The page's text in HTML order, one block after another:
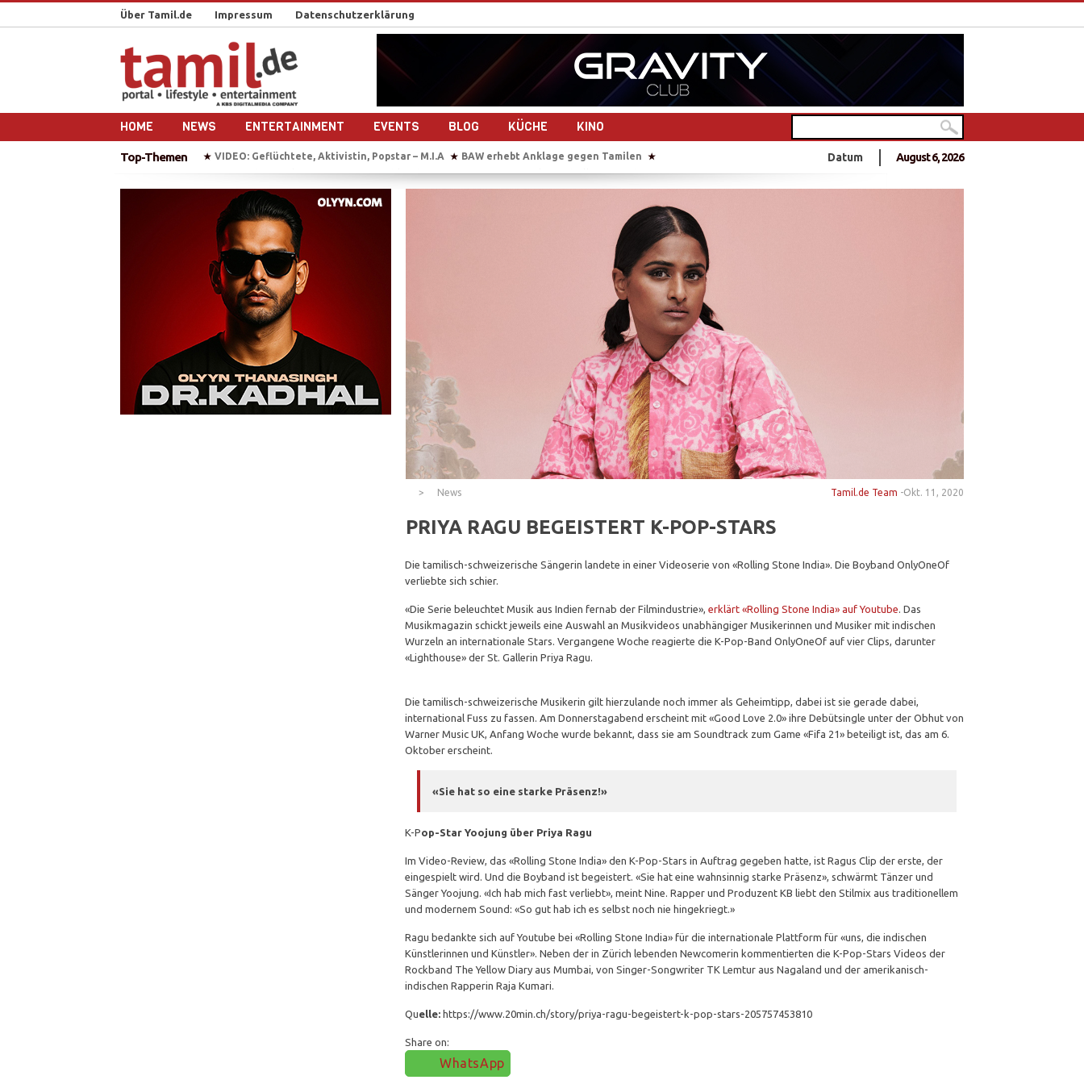
Über Tamil.de Impressum Datenschutzerklärung
HOME NEWS ENTERTAINMENT EVENTS BLOG KÜCHE KINO
Top-Themen ★ VIDEO: Geflüchtete, Aktivistin, Popstar – M.I.A ★ BAW erhebt Anklage gegen Tamilen ★
Tausende Tamilen feiern in Deutschlands größtem Hindu-Tempel ★ „Chellam“ – Vithya & Majoe drehen gemeinsam ein Musikvideo
★ Sri Lanka nach dem Bürgerkrieg – 10 Jahre Frieden? ★ Auf Bootstour mit einem ehemaligen Tamil Tiger
Reportage-Reihe: Sri Lanka nach dem Bürgerkrieg- 10 Jahre Frieden? Plädoyer für die Freilassung der Studierendenvertreter der Universität Jaffna in Sri Lanka
IS bekennt sich zu Anschlag an Sri Lankas Ostküste
Datum August 6, 2026
News Okt. 11, 2020
Tamil.de Team -
PRIYA RAGU BEGEISTERT K-POP-STARS
Die tamilisch-schweizerische Sängerin landete in einer Videoserie von «Rolling Stone India». Die Boyband OnlyOneOf
verliebte sich schier.
«Die Serie beleuchtet Musik aus Indien fernab der Filmindustrie»,erklärt «Rolling Stone India» auf Youtube. Das
Musikmagazin schickt jeweils eine Auswahl an Musikvideos unabhängiger Musikerinnen und Musiker mit indischen
Wurzeln an internationale Stars. Vergangene Woche reagierte die K-Pop-Band OnlyOneOf auf vier Clips, darunter
«Lighthouse» der St. Gallerin Priya Ragu.
Die tamilisch-schweizerische Musikerin gilt hierzulande noch immer als Geheimtipp, dabei ist sie gerade dabei,
international Fuss zu fassen. Am Donnerstagabend erscheint mit «Good Love 2.0» ihre Debütsingle unter der Obhut von
Warner Music UK, Anfang Woche wurde bekannt, dass sie am Soundtrack zum Game «Fifa 21» beteiligt ist, das am 6.
Oktober erscheint.
«Sie hat so eine starke Präsenz!»
K-Pop-Star Yoojung über Priya Ragu
Im Video-Review, das «Rolling Stone India» den K-Pop-Stars in Auftrag gegeben hatte, ist Ragus Clip der erste, der
eingespielt wird. Und die Boyband ist begeistert. «Sie hat eine wahnsinnig starke Präsenz», schwärmt Tänzer und
Sänger Yoojung. «Ich hab mich fast verliebt», meint Nine. Rapper und Produzent KB liebt den Stilmix aus traditionellem
und modernem Sound: «So gut hab ich es selbst noch nie hingekriegt.»
Ragu bedankte sich auf Youtube bei «Rolling Stone India» für die internationale Plattform für «uns, die indischen
Künstlerinnen und Künstler». Neben der in Zürich lebenden Newcomerin kommentierten die K-Pop-Stars Videos der
Rockband The Yellow Diary aus Mumbai, von Singer-Songwriter TK Lemtur aus Nagaland und der amerikanisch-
indischen Rapperin Raja Kumari.
Quelle: https://www.20min.ch/story/priya-ragu-begeistert-k-pop-stars-205757453810
Share on:
WhatsApp